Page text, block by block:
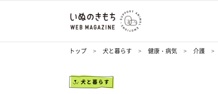
トップ 犬と暮らす 健康・病気 介護
犬と暮らす